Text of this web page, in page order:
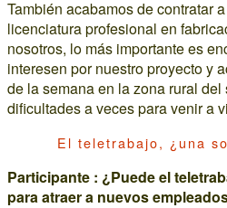
También acabamos de contratar
licenciatura profesional en
nosotros, lo más importante es
interesen por nuestro proyecto y
de la semana en la zona rural del
dificultades a veces para venir a
El teletrabajo, ¿una
Participante : ¿Puede el
para atraer a nuevos